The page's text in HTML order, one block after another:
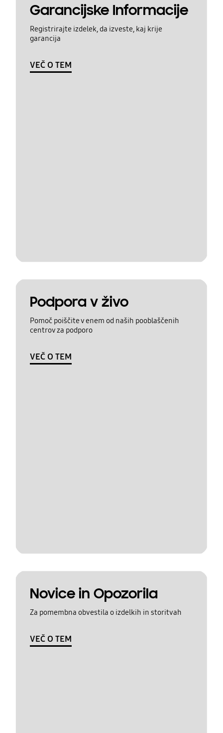
Garancijske Informacije
Registrirajte izdelek, da izveste, kaj krije
garancija
VEČ O TEM
Podpora v živo
Pomoč poiščite v enem od naših pooblaščenih
centrov za podporo
VEČ O TEM
Novice in Opozorila
Za pomembna obvestila o izdelkih in storitvah
VEČ O TEM